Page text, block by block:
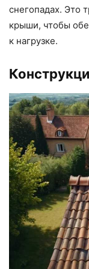
снегопадах. Это
крыши, чтобы
к нагрузке.